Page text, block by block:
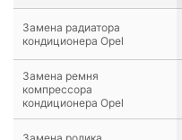
Замена радиатора
кондиционера Opel
Замена ремня
компрессора
кондиционера Opel